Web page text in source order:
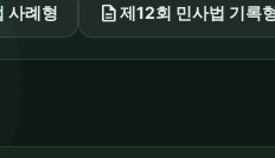
사례형 description제12회 민사법 기록